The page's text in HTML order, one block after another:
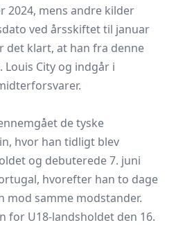
2024, mens andre kilder
ved årsskiftet til januar
det klart, at han fra denne
City og indgår i
de tyske
hvor han tidligt blev
og debuterede 7. juni
hvorefter han to dage
mod samme modstander.
for U18-landsholdet den 16.